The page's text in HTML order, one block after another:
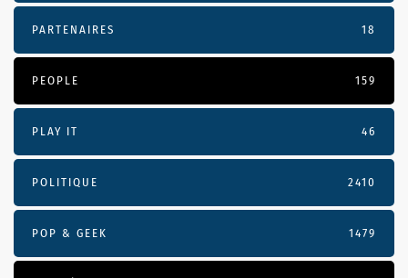
PARTENAIRES 18
PEOPLE 159
PLAY IT 46
POLITIQUE 2410
POP & GEEK 1479